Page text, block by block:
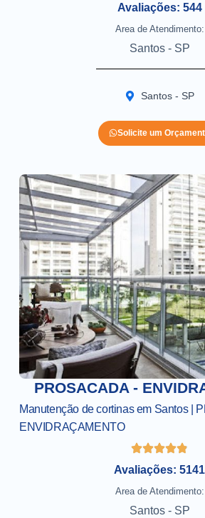
Avaliações: 544
Area de Atendimento:
Santos - SP
Santos - SP
Solicite um
PROSACADA -
Manutenção de cortinas em Santos |
ENVIDRAÇAMENTO
Avaliações: 5141
Area de Atendimento:
Santos - SP